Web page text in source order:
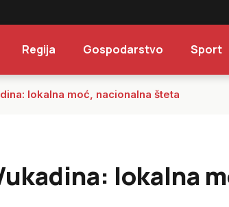
Regija Gospodarstvo Sport
lokalna moć, nacionalna šteta
lokalna